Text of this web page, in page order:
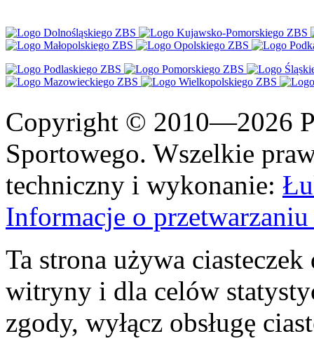
Copyright © 2010—2026
Sportowego. Wszelkie
techniczny i wykonanie:
Informacje o
Ta strona używa
witryny i dla celów
zgody, wyłącz obsługę